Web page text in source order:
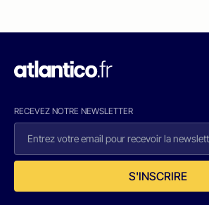
RECEVEZ NOTRE NEWSLETTER
S'INSCRIRE